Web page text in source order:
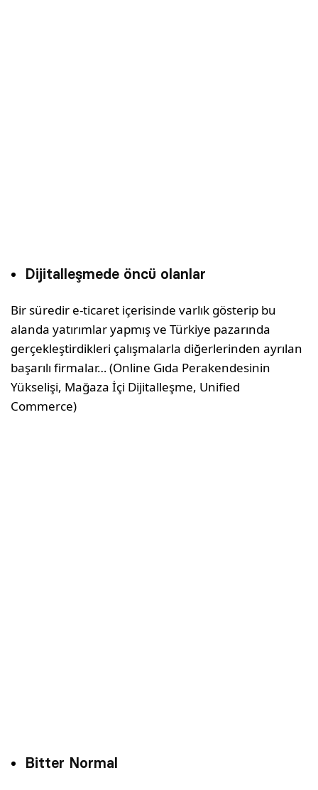
Dijitalleşmede öncü olanlar
Bir süredir e-ticaret içerisinde varlık gösterip bu
alanda yatırımlar yapmış ve Türkiye pazarında
gerçekleştirdikleri çalışmalarla diğerlerinden ayrılan
başarılı firmalar… (Online Gıda Perakendesinin
Yükselişi, Mağaza İçi Dijitalleşme, Unified
Commerce)
Bitter Normal